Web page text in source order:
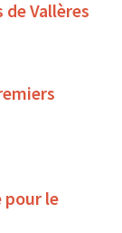
Vallères
pour le